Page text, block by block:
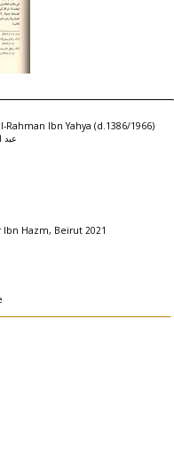
Ibn Yahya (d.1386/1966)
عبد
Hazm, Beirut 2021